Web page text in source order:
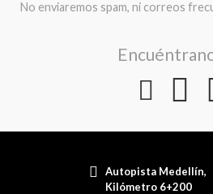
No enviaremos spam, ni correos
Autopista Medellín,
Kilómetro 6+200